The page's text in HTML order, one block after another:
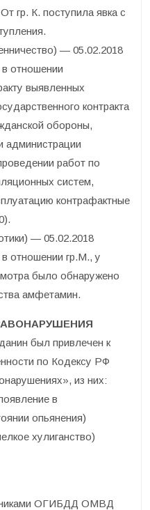
гр. К. поступила явка с
— 05.02.2018
отношении
выявленных
контракта
обороны,
администрации
работ по
систем,
контрафактные
— 05.02.2018
отношении гр.М., у
было обнаружено
амфетамин.
был привлечен к
по Кодексу РФ
из них:
в
опьянения)
хулиганство)
ОГИБДД ОМВД